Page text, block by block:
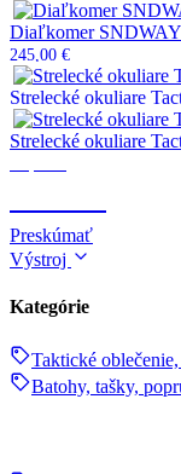
Diaľkomer
245,00 €
Strelecké okuliare
Strelecké okuliare
Preskúmať
Výstroj
Kategórie
Taktické
Batohy, tašky,